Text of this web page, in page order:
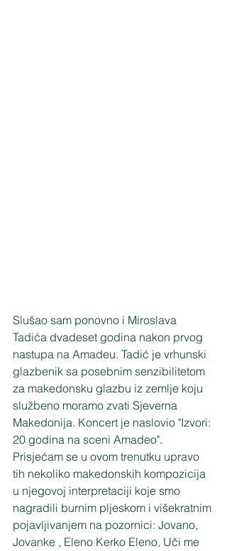
Slušao sam ponovno i Miroslava
Tadića dvadeset godina nakon prvog
nastupa na Amadeu. Tadić je vrhunski
glazbenik sa posebnim senzibilitetom
za makedonsku glazbu iz zemlje koju
službeno moramo zvati Sjeverna
Makedonija. Koncert je naslovio "Izvori:
20 godina na sceni Amadeo".
Prisjećam se u ovom trenutku upravo
tih nekoliko makedonskih kompozicija
u njegovoj interpretaciji koje smo
nagradili burnim pljeskom i višekratnim
pojavljivanjem na pozornici: Jovano,
Jovanke , Eleno Kerko Eleno, Uči me